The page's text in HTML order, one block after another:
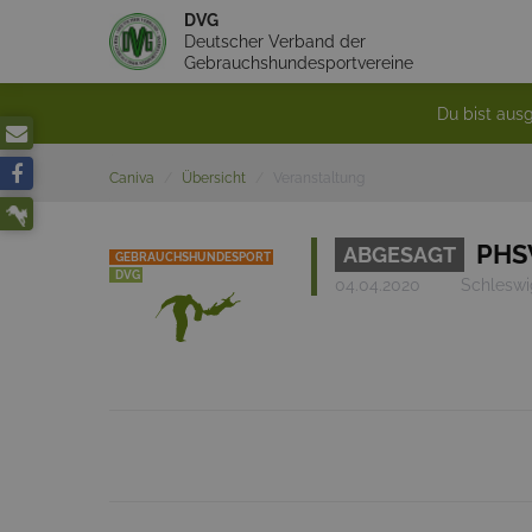
DVG
Deutscher Verband der
Gebrauchshundesportvereine
Du bist
Caniva Übersicht
GEBRAUCHSHUNDESPORT
DVG
ABGESAGT
04.04.2020